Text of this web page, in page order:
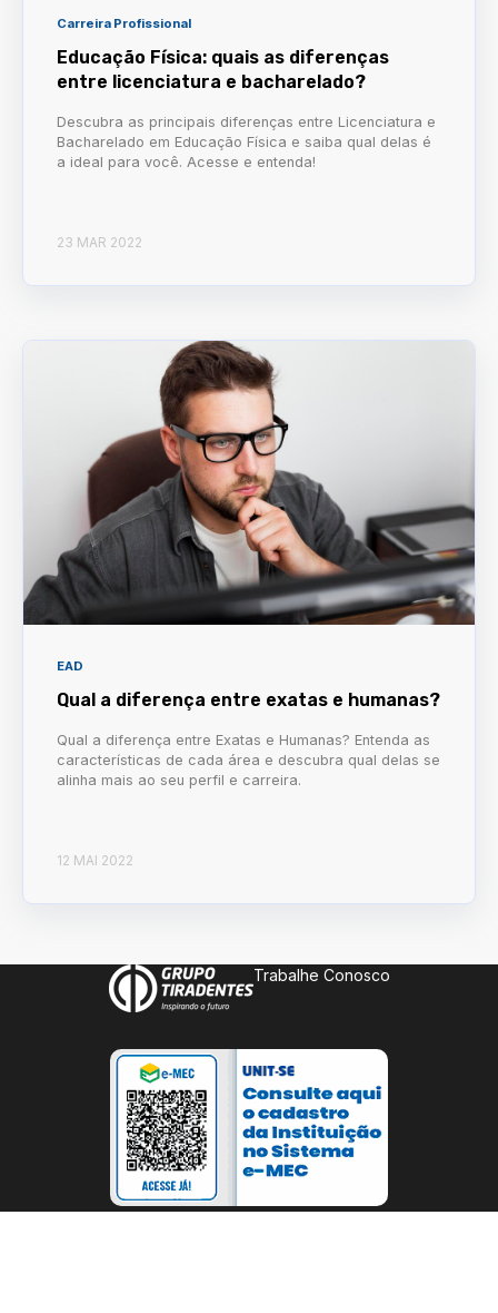
Carreira Profissional
Educação Física: quais as diferenças
entre licenciatura e bacharelado?
Descubra as principais diferenças entre Licenciatura e
Bacharelado em Educação Física e saiba qual delas é
a ideal para você. Acesse e entenda!
23 MAR 2022
EAD
Qual a diferença entre exatas e humanas?
Qual a diferença entre Exatas e Humanas? Entenda as
características de cada área e descubra qual delas se
alinha mais ao seu perfil e carreira.
12 MAI 2022
Trabalhe Conosco